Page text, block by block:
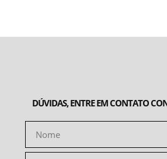
DÚVIDAS, ENTRE EM CONTATO